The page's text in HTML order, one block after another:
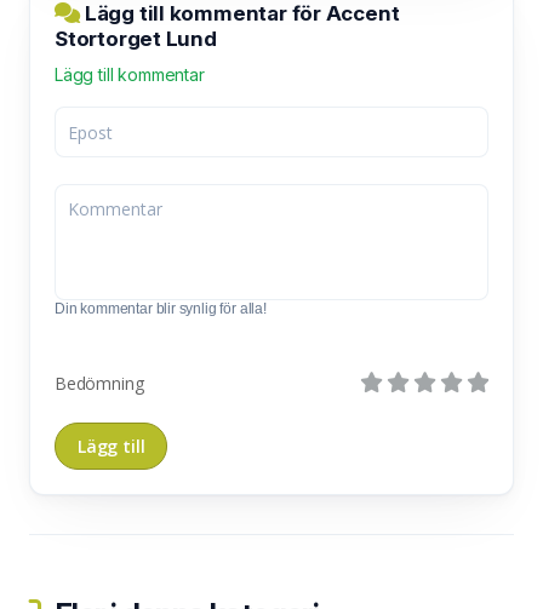
Lägg till kommentar för Accent
Stortorget Lund
Lägg till kommentar
Din kommentar blir synlig för alla!
Bedömning